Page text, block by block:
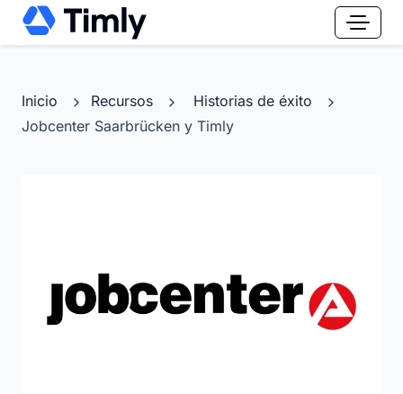
Inicio Recursos
Historias de éxito
Jobcenter Saarbrücken y Timly